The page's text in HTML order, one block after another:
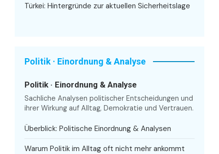
Türkei: Hintergründe zur aktuellen Sicherheitslage
Politik · Einordnung & Analyse
Politik · Einordnung & Analyse
Sachliche Analysen politischer Entscheidungen und
ihrer Wirkung auf Alltag, Demokratie und Vertrauen.
Überblick: Politische Einordnung & Analysen
Warum Politik im Alltag oft nicht mehr ankommt